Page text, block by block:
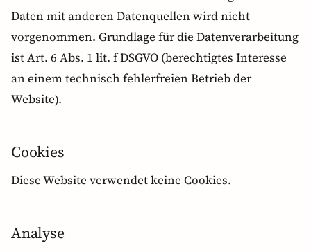
Daten mit anderen Datenquellen wird nicht
vorgenommen. Grundlage für die Datenverarbeitung
ist Art. 6 Abs. 1 lit. f DSGVO (berechtigtes Interesse
an einem technisch fehlerfreien Betrieb der
Website).
Cookies
Diese Website verwendet keine Cookies.
Analyse